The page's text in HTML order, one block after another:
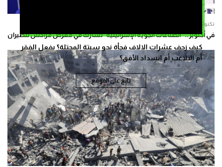
كيف زحف عشرات الالاف فجأة نحو سبتة المحتلة؟ بفعل الفقر
أم التلاعب أم انسداد الأفق؟
تابع على الموقع
تكنولوجيا
في أكتوبر.. “الصناعات الجوية الإسرائيلية” تشارك في معرض مراكش للطيران